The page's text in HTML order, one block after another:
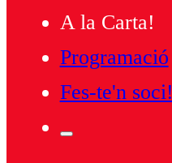
A la Carta!
Programació
Fes-te'n soci!